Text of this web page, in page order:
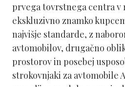
prvega tovrstnega centra
ekskluzivno znamko
najvišje standarde, z
avtomobilov, drugačno
prostorov in posebej
strokovnjaki za avtomobile